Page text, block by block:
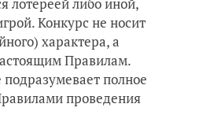
лотереей либо иной,
Конкурс не носит
характера, а
Правилам.
подразумевает полное
проведения